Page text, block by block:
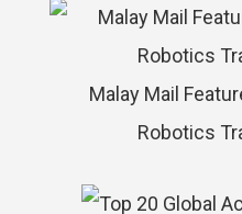
Malay Mail
Robotics